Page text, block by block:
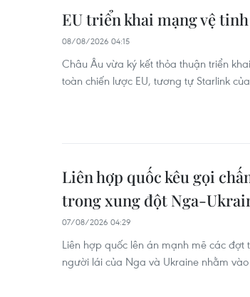
EU triển khai mạng vệ
08/08/2026 04:15
Châu Âu vừa ký kết thỏa thuận triển
toàn chiến lược EU, tương tự Starlink
Liên hợp quốc kêu gọi
trong xung đột Nga-
07/08/2026 04:29
Liên hợp quốc lên án mạnh mẽ các
người lái của Nga và Ukraine nhằm